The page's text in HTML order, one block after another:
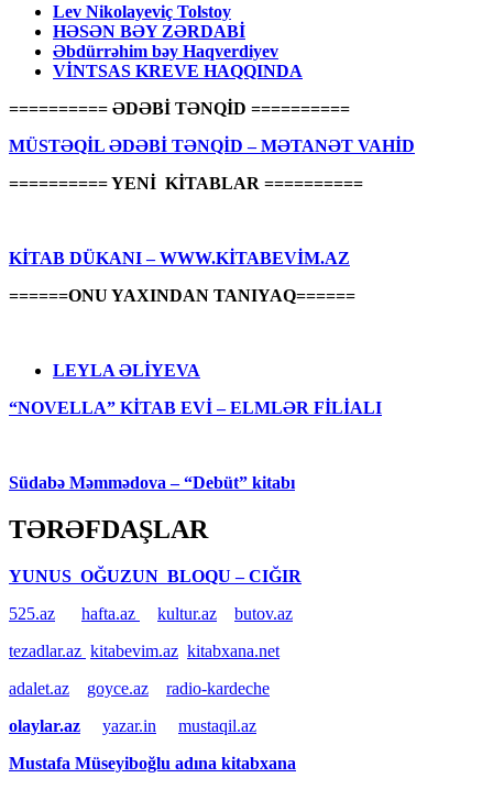
Lev Nikolayeviç Tolstoy
HƏSƏN BƏY ZƏRDABİ
Əbdürrəhim bəy Haqverdiyev
VİNTSAS KREVE HAQQINDA
========== ƏDƏBİ TƏNQİD ==========
MÜSTƏQİL ƏDƏBİ TƏNQİD – MƏTANƏT VAHİD
========== YENİ KİTABLAR ==========
KİTAB DÜKANI – WWW.KİTABEVİM.AZ
======ONU YAXINDAN TANIYAQ======
LEYLA ƏLİYEVA
“NOVELLA” KİTAB EVİ – ELMLƏR FİLİALI
Südabə Məmmədova – “Debüt” kitabı
TƏRƏFDAŞLAR
YUNUS OĞUZUN BLOQU – CIĞIR
525.az
hafta.az kultur.az
butov.az
tezadlar.az kitabevim.az kitabxana.net
adalet.az
goyce.az
radio-kardeche
olaylar.az
yazar.in
mustaqil.az
Mustafa Müseyiboğlu adına kitabxana